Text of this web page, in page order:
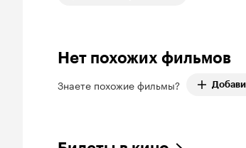
Нет похожих фильмов
Знаете похожие фильмы?